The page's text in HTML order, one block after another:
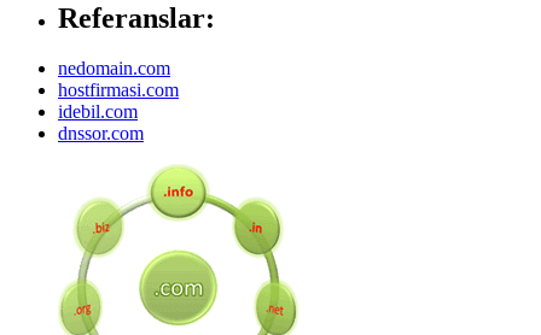
Referanslar:
nedomain.com
hostfirmasi.com
idebil.com
dnssor.com